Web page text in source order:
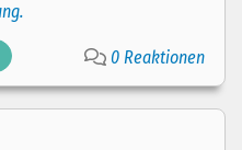
0 Reaktionen